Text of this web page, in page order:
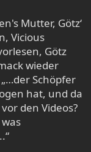
Helheim. Und
neuen Heft
den 15.
schon jetzt in
Mutter, Götz‘
Vicious
Götz
wieder
Schöpfer
hat, und da
den Videos?